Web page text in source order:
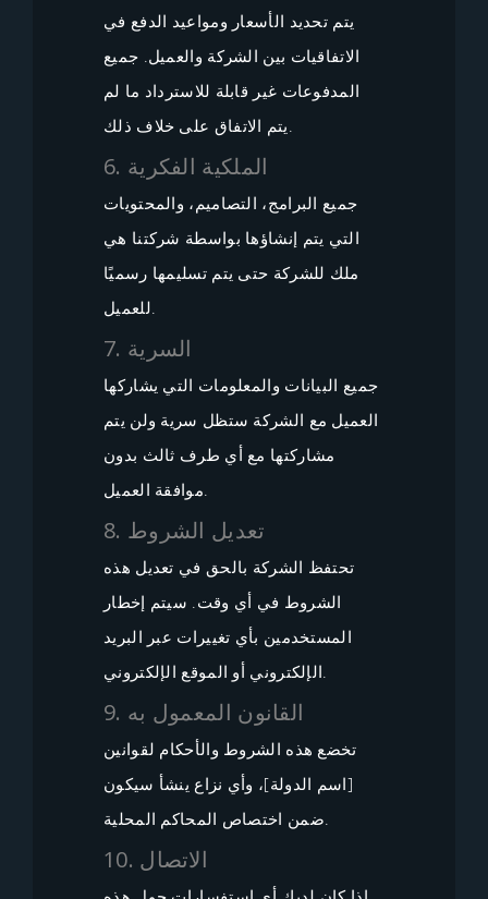
يتم تحديد الأسعار ومواعيد الدفع في
الاتفاقيات بين الشركة والعميل. جميع
المدفوعات غير قابلة للاسترداد ما لم
يتم الاتفاق على خلاف ذلك.
6. الملكية الفكرية
جميع البرامج، التصاميم، والمحتويات
التي يتم إنشاؤها بواسطة شركتنا هي
ملك للشركة حتى يتم تسليمها رسميًا
للعميل.
7. السرية
جميع البيانات والمعلومات التي يشاركها
العميل مع الشركة ستظل سرية ولن يتم
مشاركتها مع أي طرف ثالث بدون
موافقة العميل.
8. تعديل الشروط
تحتفظ الشركة بالحق في تعديل هذه
الشروط في أي وقت. سيتم إخطار
المستخدمين بأي تغييرات عبر البريد
الإلكتروني أو الموقع الإلكتروني.
9. القانون المعمول به
تخضع هذه الشروط والأحكام لقوانين
[اسم الدولة]، وأي نزاع ينشأ سيكون
ضمن اختصاص المحاكم المحلية.
10. الاتصال